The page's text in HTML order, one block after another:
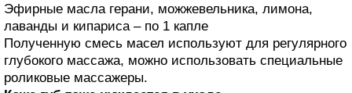
Эфирные масла герани, можжевельника, лимона,
лаванды и кипариса – по 1 капле
Полученную смесь масел используют для регулярного
глубокого массажа, можно использовать специальные
роликовые массажеры.